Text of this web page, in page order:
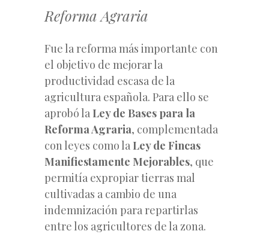
Reforma Agraria
Fue la reforma más importante con
el objetivo de mejorar la
productividad escasa de la
agricultura española. Para ello se
aprobó laLey de Bases para la
Reforma Agraria, complementada
con leyes como laLey de Fincas
Manifiestamente Mejorables, que
permitía expropiar tierras mal
cultivadas a cambio de una
indemnización para repartirlas
entre los agricultores de la zona.